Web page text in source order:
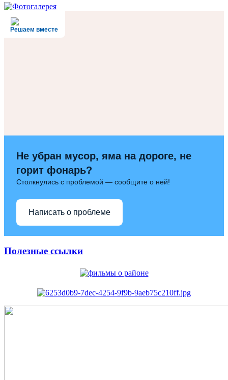
Решаем вместе
Не убран мусор, яма на дороге, не
горит фонарь?
Столкнулись с проблемой — сообщите о ней!
Написать о проблеме
Полезные ссылки